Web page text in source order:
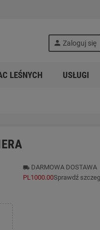
person Zaloguj się
LEŚNYCH USŁUGI
local_shippingDARMOWA DOSTAWA
PL1000.00Sprawdź